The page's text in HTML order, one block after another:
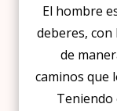
El hombre
deberes,
de
caminos que
Teniendo